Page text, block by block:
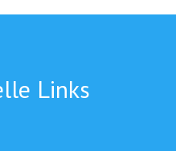
Links